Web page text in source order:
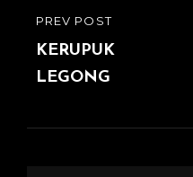
PREVIOUS
POST
PREV POST
KERUPUK
LEGONG